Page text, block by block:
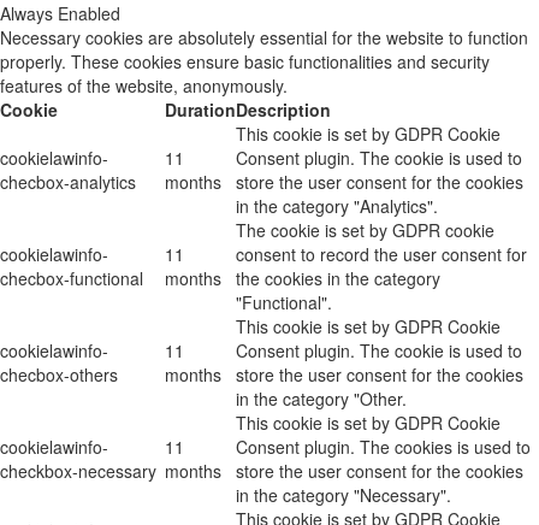
Always Enabled
Necessary cookies are absolutely essential for the website to function
properly. These cookies ensure basic functionalities and security
features of the website, anonymously.
Cookie
DurationDescription
cookielawinfo-
checbox-analytics
11
months
This cookie is set by GDPR Cookie
Consent plugin. The cookie is used to
store the user consent for the cookies
in the category "Analytics".
cookielawinfo-
checbox-functional
11
months
The cookie is set by GDPR cookie
consent to record the user consent for
the cookies in the category
"Functional".
cookielawinfo-
checbox-others
11
months
This cookie is set by GDPR Cookie
Consent plugin. The cookie is used to
store the user consent for the cookies
in the category "Other.
cookielawinfo-
checkbox-necessary
11
months
This cookie is set by GDPR Cookie
Consent plugin. The cookies is used to
store the user consent for the cookies
in the category "Necessary".
This cookie is set by GDPR Cookie